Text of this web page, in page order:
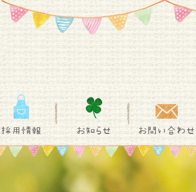
採用情報 お知らせ お問い合わせ